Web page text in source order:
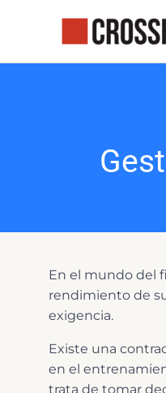
contenido
En el mundo del
rendimiento de
exigencia.
Existe una
en el
trata de tomar